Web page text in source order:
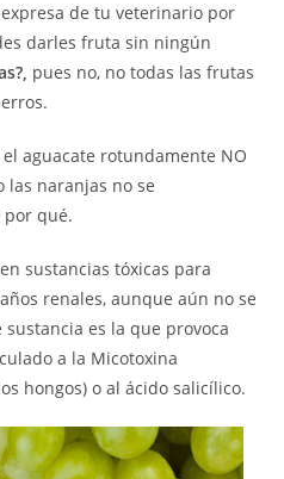
de tu veterinario por
darles fruta sin ningún
pues no, no todas las frutas
aguacate rotundamente NO
las naranjas no se
por qué.
sustancias tóxicas para
renales, aunque aún no se
es la que provoca
a la Micotoxina
hongos) o al ácido salicílico.